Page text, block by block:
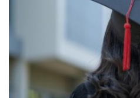
Kesehatan
Layanan Publik
Perempuan/Anak